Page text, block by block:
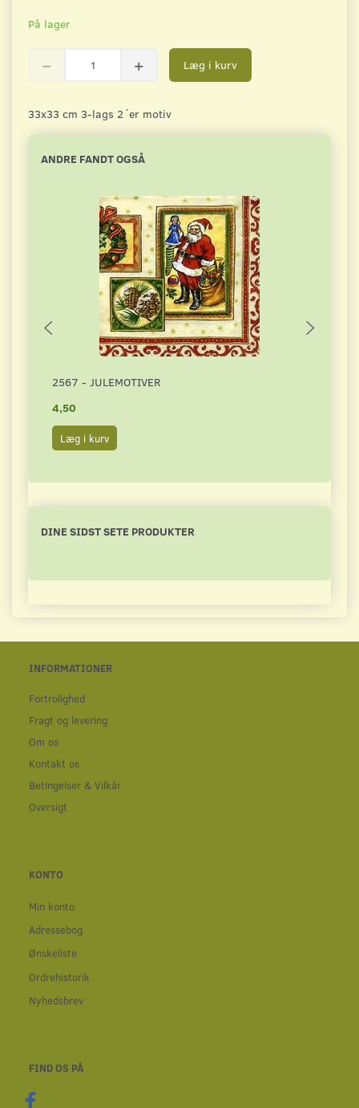
På lager
Læg i kurv
33x33 cm 3-lags 2´er motiv
ANDRE FANDT OGSÅ
2567 - JULEMOTIVER
4,50
Læg i kurv
DINE SIDST SETE PRODUKTER
INFORMATIONER
Fortrolighed
Fragt og levering
Om os
Kontakt os
Betingelser & Vilkår
Oversigt
KONTO
Min konto
Adressebog
Ønskeliste
Ordrehistorik
Nyhedsbrev
FIND OS PÅ